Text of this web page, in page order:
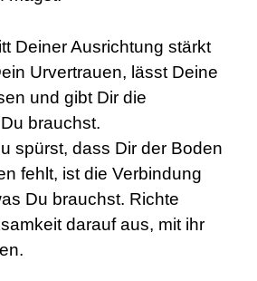
Deiner Ausrichtung stärkt
Urvertrauen, lässt Deine
und gibt Dir die
brauchst.
spürst, dass Dir der Boden
fehlt, ist die Verbindung
Du brauchst. Richte
darauf aus, mit ihr